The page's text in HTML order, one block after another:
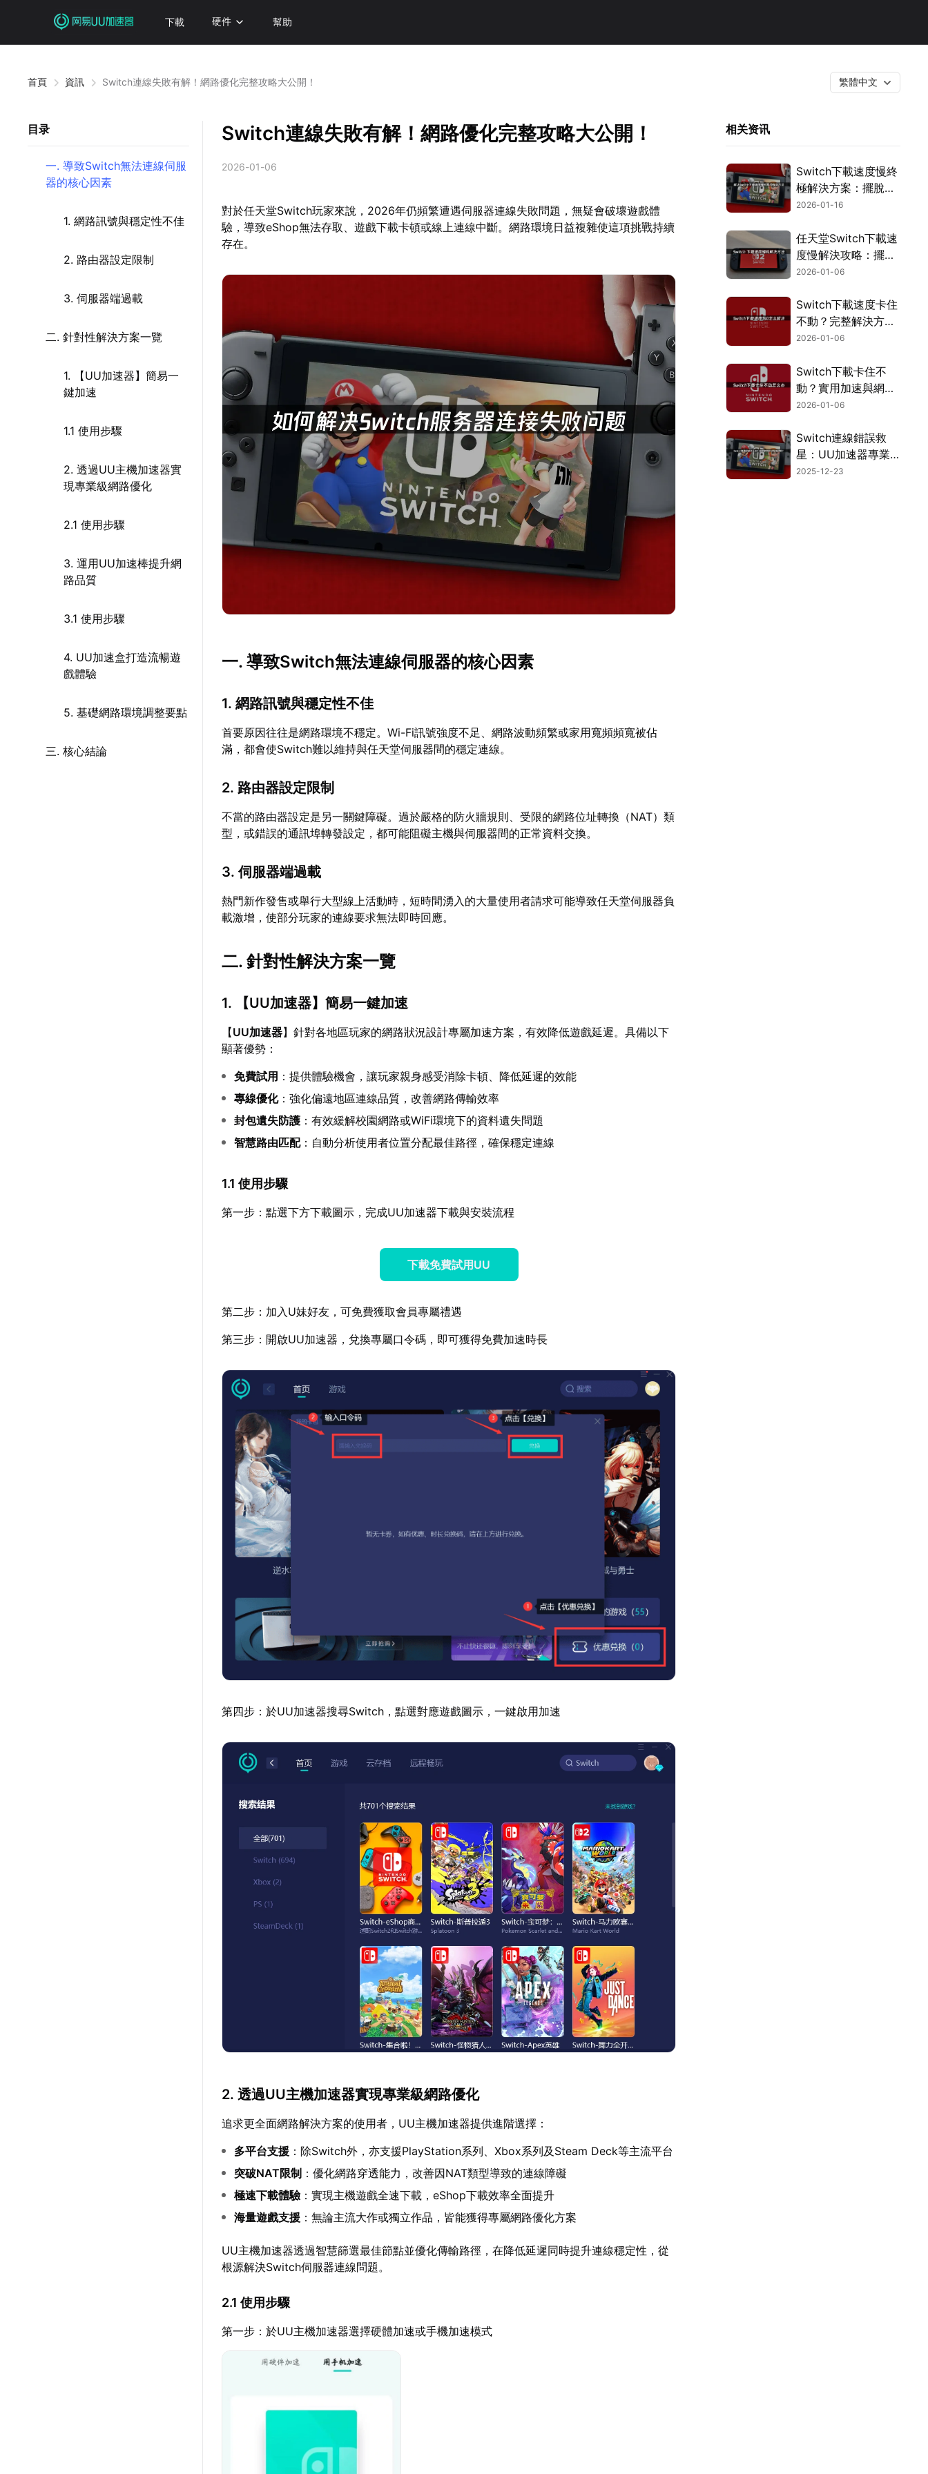
下載 硬件 幫助
首頁 資訊 Switch連線失敗有解！網路優化完整攻略大公開！ 繁體中文
目录
一. 導致Switch無法連線伺服
器的核心因素
1. 網路訊號與穩定性不佳
2. 路由器設定限制
3. 伺服器端過載
二. 針對性解決方案一覽
1. 【UU加速器】簡易一
鍵加速
1.1 使用步驟
2. 透過UU主機加速器實
現專業級網路優化
2.1 使用步驟
3. 運用UU加速棒提升網
路品質
3.1 使用步驟
4. UU加速盒打造流暢遊
戲體驗
5. 基礎網路環境調整要點
三. 核心結論
Switch連線失敗有解！網路優化完整攻略大公開！
2026-01-06
對於任天堂Switch玩家來說，2026年仍頻繁遭遇伺服器連線失敗問題，無疑會破壞遊戲體
驗，導致eShop無法存取、遊戲下載卡頓或線上連線中斷。網路環境日益複雜使這項挑戰持續
存在。
一. 導致Switch無法連線伺服器的核心因素
1. 網路訊號與穩定性不佳
首要原因往往是網路環境不穩定。Wi-Fi訊號強度不足、網路波動頻繁或家用寬頻頻寬被佔
滿，都會使Switch難以維持與任天堂伺服器間的穩定連線。
2. 路由器設定限制
不當的路由器設定是另一關鍵障礙。過於嚴格的防火牆規則、受限的網路位址轉換（NAT）類
型，或錯誤的通訊埠轉發設定，都可能阻礙主機與伺服器間的正常資料交換。
3. 伺服器端過載
熱門新作發售或舉行大型線上活動時，短時間湧入的大量使用者請求可能導致任天堂伺服器負
載激增，使部分玩家的連線要求無法即時回應。
二. 針對性解決方案一覽
1. 【UU加速器】簡易一鍵加速
【UU加速器】針對各地區玩家的網路狀況設計專屬加速方案，有效降低遊戲延遲。具備以下
顯著優勢：
免費試用 ：提供體驗機會，讓玩家親身感受消除卡頓、降低延遲的效能
專線優化：強化偏遠地區連線品質，改善網路傳輸效率
封包遺失防護 ：有效緩解校園網路或WiFi環境下的資料遺失問題
智慧路由匹配：自動分析使用者位置分配最佳路徑，確保穩定連線
1.1 使用步驟
第一步：點選下方下載圖示，完成UU加速器下載與安裝流程
下載免費試用UU
第二步：加入U妹好友，可免費獲取會員專屬禮遇
第三步：開啟UU加速器，兌換專屬口令碼，即可獲得免費加速時長
第四步：於UU加速器搜尋Switch，點選對應遊戲圖示，一鍵啟用加速
2. 透過UU主機加速器實現專業級網路優化
追求更全面網路解決方案的使用者，UU主機加速器提供進階選擇：
多平台支援 ：除Switch外，亦支援PlayStation系列、Xbox系列及Steam Deck等主流平台
突破NAT限制 ：優化網路穿透能力，改善因NAT類型導致的連線障礙
極速下載體驗：實現主機遊戲全速下載，eShop下載效率全面提升
海量遊戲支援 ：無論主流大作或獨立作品，皆能獲得專屬網路優化方案
UU主機加速器透過智慧篩選最佳節點並優化傳輸路徑，在降低延遲同時提升連線穩定性，從
根源解決Switch伺服器連線問題。
2.1 使用步驟
第一步：於UU主機加速器選擇硬體加速或手機加速模式
相关资讯
Switch下載速度慢終
極解決方案：擺脫龜
速，暢玩無阻！
2026-01-16
任天堂Switch下載速
度慢解決攻略：擺脫
龜速，輕鬆下載遊
2026-01-06
Switch下載速度卡住
不動？完整解決方案
看這裡！
2026-01-06
Switch下載卡住不
動？實用加速與網路
優化完整攻略！
2026-01-06
Switch連線錯誤救
星：UU加速器專業
網路優化攻略！
2025-12-23